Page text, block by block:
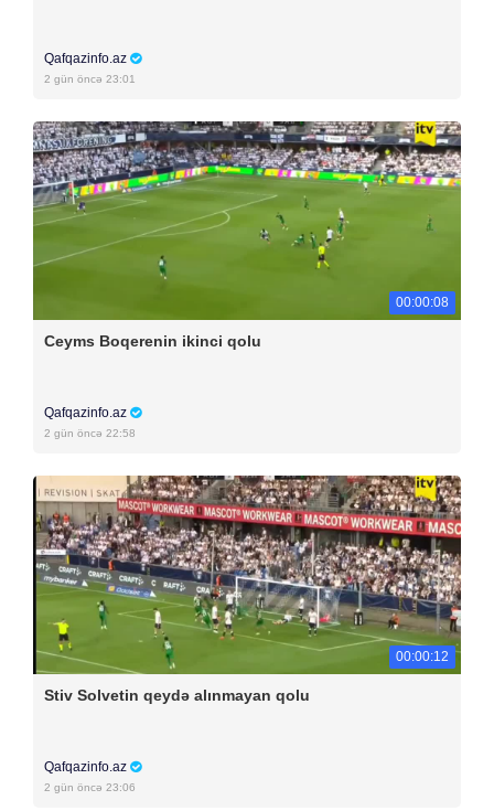
Qafqazinfo.az
2 gün öncə 23:01
00:00:08
Ceyms Boqerenin ikinci qolu
Qafqazinfo.az
2 gün öncə 22:58
00:00:12
Stiv Solvetin qeydə alınmayan qolu
Qafqazinfo.az
2 gün öncə 23:06